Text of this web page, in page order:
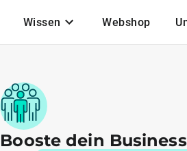
Wissen Webshop
Booste dein Business